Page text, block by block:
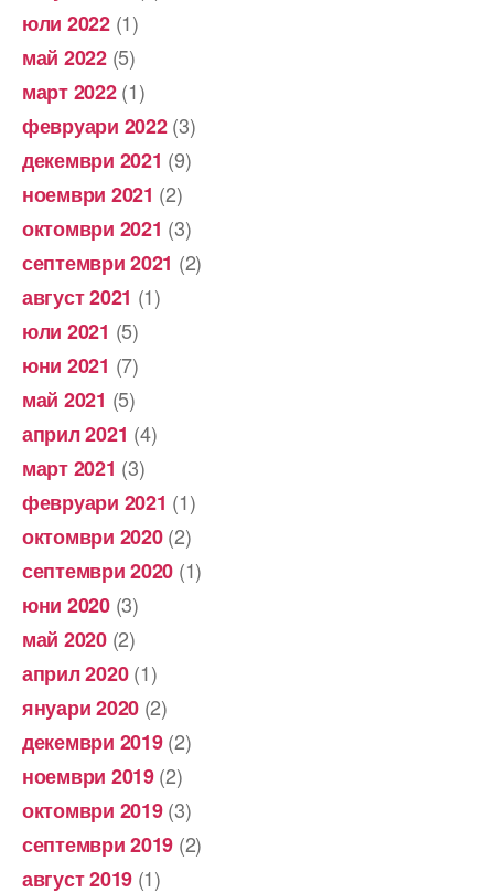
юли 2022(1)
май 2022(5)
март 2022(1)
февруари 2022(3)
декември 2021 (9)
ноември 2021 (2)
октомври 2021 (3)
септември 2021 (2)
август 2021 (1)
юли 2021 (5)
юни 2021 (7)
май 2021 (5)
април 2021 (4)
март 2021 (3)
февруари 2021 (1)
октомври 2020(2)
септември 2020 (1)
юни 2020(3)
май 2020(2)
април 2020(1)
януари 2020 (2)
декември 2019(2)
ноември 2019(2)
октомври 2019(3)
септември 2019 (2)
август 2019 (1)